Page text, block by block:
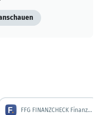
FFG FINANZCHECK Finanzportale GmbH